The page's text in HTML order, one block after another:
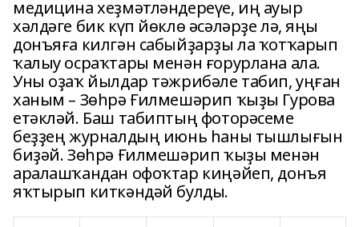
медицина хеҙмәтләндереүе, иң ауыр
хәлдәге бик күп йөклө әсәләрҙе лә, яңы
донъяға килгән сабыйҙарҙы ла ҡотҡарып
ҡалыу осраҡтары менән ғорурлана ала.
Уны оҙаҡ йылдар тәжрибәле табип, уңған
ханым – Зөһрә Ғилмешәрип ҡыҙы Гурова
етәкләй. Баш табиптың фоторәсеме
беҙҙең журналдың июнь һаны тышлығын
биҙәй. Зөһрә Ғилмешәрип ҡыҙы менән
аралашҡандан офоҡтар киңәйеп, донъя
яҡтырып киткәндәй булды.